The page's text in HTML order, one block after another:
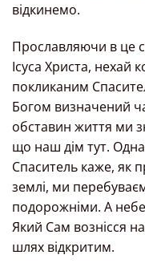
відкинемо.
Прославляючи в це
Ісуса Христа, нехай
покликаним
Богом визначений
обставин життя ми
що наш дім тут.
Спаситель каже, як
землі, ми
подорожніми. А
Який Сам вознісся
шлях відкритим.